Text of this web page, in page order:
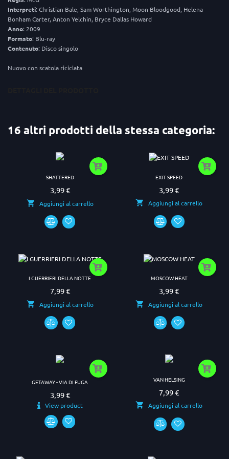
Interpreti: Christian Bale, Sam Worthington, Moon Bloodgood, Helena
Bonham Carter, Anton Yelchin, Bryce Dallas Howard
Anno: 2009
Formato: Blu-ray
Contenuto: Disco singolo
Nuovo con scatola riciclata
16 altri prodotti della stessa categoria:
SHATTERED
Prezzo
3,99 €
Aggiungi al carrello
EXIT SPEED
Prezzo
3,99 €
Aggiungi al carrello
I GUERRIERI DELLA NOTTE
Prezzo
7,99 €
Aggiungi al carrello
MOSCOW HEAT
Prezzo
3,99 €
Aggiungi al carrello
GETAWAY - VIA DI FUGA
Prezzo
3,99 €
View product
VAN HELSING
Prezzo
7,99 €
Aggiungi al carrello